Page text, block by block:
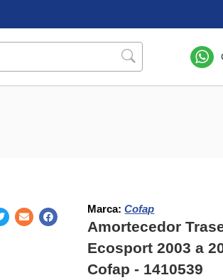
Marca: Cofap
Amortecedor
Ecosport 2003 a
Cofap - 1410539